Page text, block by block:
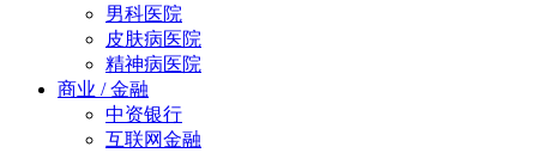
男科医院
皮肤病医院
精神病医院
商业 / 金融
中资银行
互联网金融